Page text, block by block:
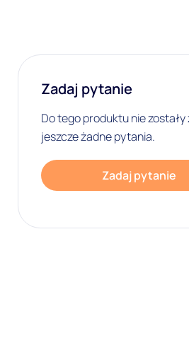
Zadaj pytanie
Do tego produktu nie zostały
jeszcze żadne pytania.
Zadaj pytanie